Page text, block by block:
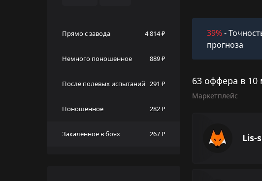
Прямо с завода 4 814 ₽
Немного поношенное 889 ₽
После полевых испытаний 291 ₽
Поношенное 282 ₽
Закалённое в боях 267 ₽
39%-
прогноза
63 оффера в 10
Маркетплейс
Lis-